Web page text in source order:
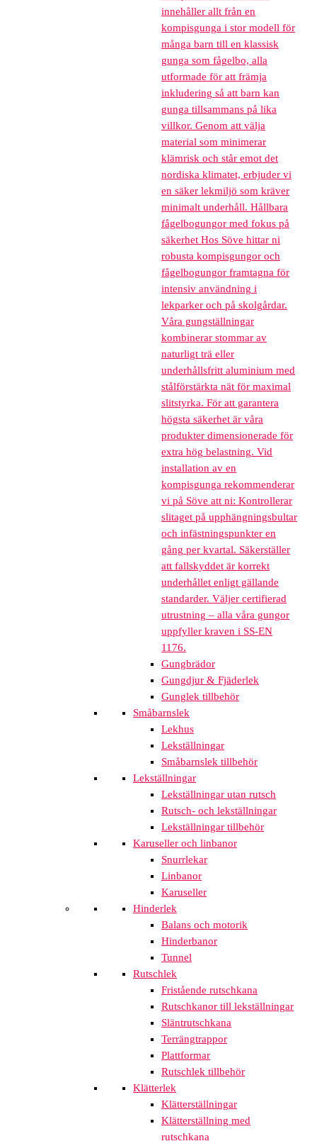
innehåller allt från en
kompisgunga i stor modell för
många barn till en klassisk
gunga som fågelbo, alla
utformade för att främja
inkludering så att barn kan
gunga tillsammans på lika
villkor. Genom att välja
material som minimerar
klämrisk och står emot det
nordiska klimatet, erbjuder vi
en säker lekmiljö som kräver
minimalt underhåll. Hållbara
fågelbogungor med fokus på
säkerhet Hos Söve hittar ni
robusta kompisgungor och
fågelbogungor framtagna för
intensiv användning i
lekparker och på skolgårdar.
Våra gungställningar
kombinerar stommar av
naturligt trä eller
underhållsfritt aluminium med
stålförstärkta nät för maximal
slitstyrka. För att garantera
högsta säkerhet är våra
produkter dimensionerade för
extra hög belastning. Vid
installation av en
kompisgunga rekommenderar
vi på Söve att ni: Kontrollerar
slitaget på upphängningsbultar
och infästningspunkter en
gång per kvartal. Säkerställer
att fallskyddet är korrekt
underhållet enligt gällande
standarder. Väljer certifierad
utrustning – alla våra gungor
uppfyller kraven i SS-EN
1176.
Gungbrädor
Gungdjur & Fjäderlek
Gunglek tillbehör
Småbarnslek
Lekhus
Lekställningar
Småbarnslek tillbehör
Lekställningar
Lekställningar utan rutsch
Rutsch- och lekställningar
Lekställningar tillbehör
Karuseller och linbanor
Snurrlekar
Linbanor
Karuseller
Hinderlek
Balans och motorik
Hinderbanor
Tunnel
Rutschlek
Fristående rutschkana
Rutschkanor till lekställningar
Släntrutschkana
Terrängtrappor
Plattformar
Rutschlek tillbehör
Klätterlek
Klätterställningar
Klätterställning med
rutschkana